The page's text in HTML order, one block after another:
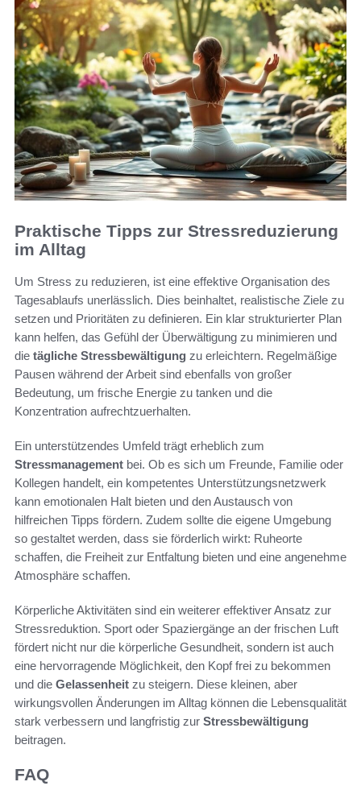
Praktische Tipps zur Stressreduzierung
im Alltag
Um Stress zu reduzieren, ist eine effektive Organisation des
Tagesablaufs unerlässlich. Dies beinhaltet, realistische Ziele zu
setzen und Prioritäten zu definieren. Ein klar strukturierter Plan
kann helfen, das Gefühl der Überwältigung zu minimieren und
die tägliche Stressbewältigung zu erleichtern. Regelmäßige
Pausen während der Arbeit sind ebenfalls von großer
Bedeutung, um frische Energie zu tanken und die
Konzentration aufrechtzuerhalten.
Ein unterstützendes Umfeld trägt erheblich zum
Stressmanagement bei. Ob es sich um Freunde, Familie oder
Kollegen handelt, ein kompetentes Unterstützungsnetzwerk
kann emotionalen Halt bieten und den Austausch von
hilfreichen Tipps fördern. Zudem sollte die eigene Umgebung
so gestaltet werden, dass sie förderlich wirkt: Ruheorte
schaffen, die Freiheit zur Entfaltung bieten und eine angenehme
Atmosphäre schaffen.
Körperliche Aktivitäten sind ein weiterer effektiver Ansatz zur
Stressreduktion. Sport oder Spaziergänge an der frischen Luft
fördert nicht nur die körperliche Gesundheit, sondern ist auch
eine hervorragende Möglichkeit, den Kopf frei zu bekommen
und die Gelassenheit zu steigern. Diese kleinen, aber
wirkungsvollen Änderungen im Alltag können die Lebensqualität
stark verbessern und langfristig zur Stressbewältigung
beitragen.
FAQ